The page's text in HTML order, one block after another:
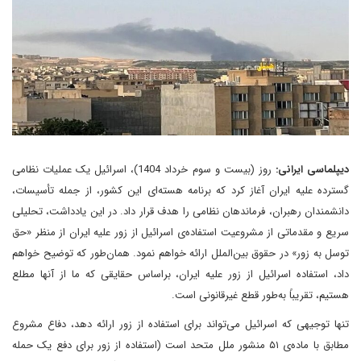
دیپلماسی ایرانی:
روز (بیست و سوم خرداد 1404)، اسرائیل یک عملیات نظامی
گسترده علیه ایران آغاز کرد که برنامه هسته‌ای این کشور، از جمله تأسیسات،
دانشمندان رهبران، فرماندهان نظامی را هدف قرار داد. در این یادداشت، تحلیلی
سریع و مقدماتی از مشروعیت استفاده‌ی اسرائیل از زور علیه ایران از منظر «حق
توسل به زور» در حقوق بین‌الملل ارائه خواهم نمود. همان‌طور که توضیح خواهم
داد، استفاده اسرائیل از زور علیه ایران، براساس حقایقی که ما از آنها مطلع
هستیم، تقریباً به‌طور قطع غیرقانونی است.
تنها توجیهی که اسرائیل می‌تواند برای استفاده از زور ارائه دهد، دفاع مشروع
مطابق با ماده‌ی ۵۱ منشور ملل متحد است (استفاده از زور برای دفع یک حمله